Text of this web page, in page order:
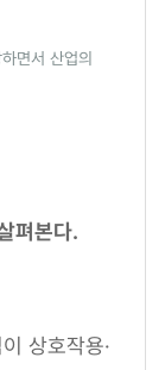
면서 산업의
펴본다.
상호작용·